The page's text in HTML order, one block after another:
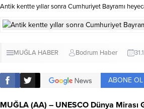
Antik kentte yıllar sonra Cumhuriyet Bayramı
MUĞLA HABER Bodrum Haber
ABONE OL
MUĞLA (AA) – UNESCO Dünya Mirası